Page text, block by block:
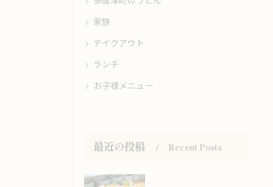
家族
テイクアウト
ランチ
お子様メニュー
最近の投稿 Recent Posts